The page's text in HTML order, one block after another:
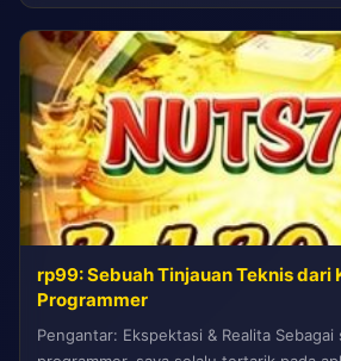
rp99: Sebuah Tinjauan Teknis dari
Programmer
Pengantar: Ekspektasi & Realita Sebagai